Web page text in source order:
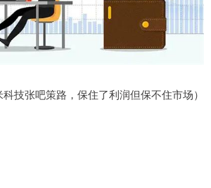
科技张吧策路，保住了利润但保不住市场）